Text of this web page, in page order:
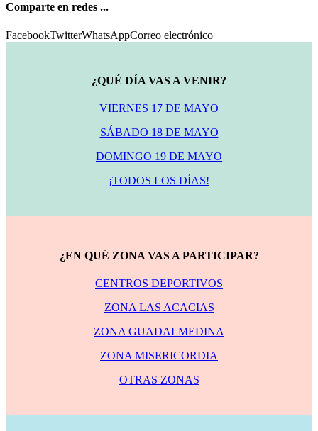
Comparte en redes ...
FacebookTwitterWhatsAppCorreo electrónico
¿QUÉ DÍA VAS A VENIR?
VIERNES 17 DE MAYO
SÁBADO 18 DE MAYO
DOMINGO 19 DE MAYO
¡TODOS LOS DÍAS!
¿EN QUÉ ZONA VAS A PARTICIPAR?
CENTROS DEPORTIVOS
ZONA LAS ACACIAS
ZONA GUADALMEDINA
ZONA MISERICORDIA
OTRAS ZONAS